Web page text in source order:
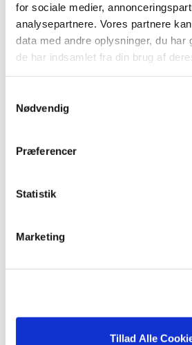
for sociale medier,
analysepartnere. Vores partnere
data med andre oplysninger, du har
de har indsamlet fra din brug af
Nødvendig
Præferencer
Statistik
Marketing
Tillad Alle
FN sætter spotlight på
bæredygtig skovdrift
På FN’s Internationale
hædret for sin bæredygtige
virksomheden. Södra er både
FN sætter spotlight på Södra for